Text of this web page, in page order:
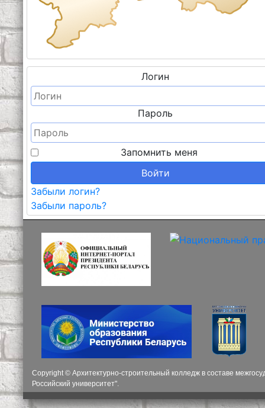
Логин
Пароль
Запомнить меня
Войти
Забыли логин?
Забыли пароль?
Copyright © Архитектурно-строительный колледж в составе
Российский университет".